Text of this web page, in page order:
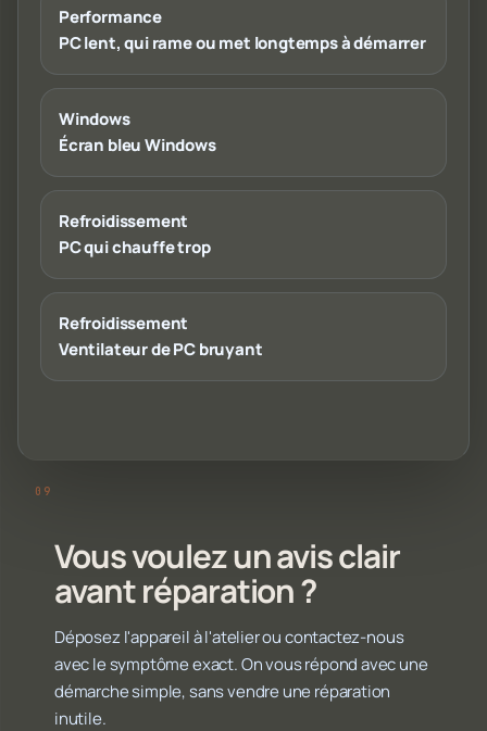
Performance
PC lent, qui rame ou met longtemps à démarrer
Windows
Écran bleu Windows
Refroidissement
PC qui chauffe trop
Refroidissement
Ventilateur de PC bruyant
Vous voulez un avis clair
avant réparation ?
Déposez l'appareil à l'atelier ou contactez-nous
avec le symptôme exact. On vous répond avec une
démarche simple, sans vendre une réparation
inutile.